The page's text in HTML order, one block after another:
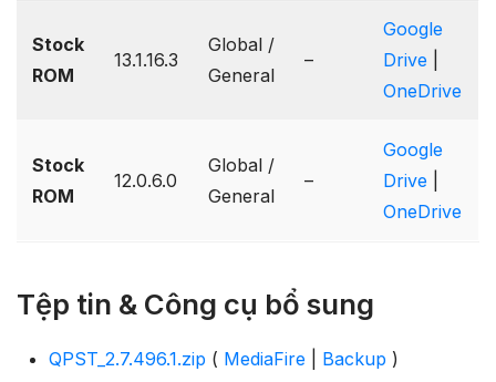
Stock
ROM
13.1.16.3
Global /
General
–
Google
Drive
OneDrive
Stock
ROM
12.0.6.0
Global /
General
–
Google
Drive|
OneDrive
Tệp tin & Công cụ bổ sung
QPST_2.7.496.1.zip ( MediaFire| Backup )